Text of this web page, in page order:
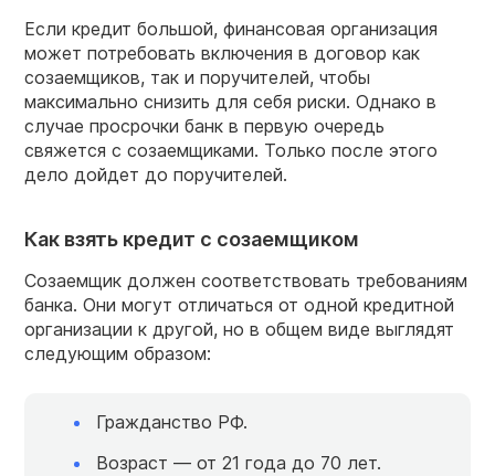
Если кредит большой, финансовая организация
может потребовать включения в договор как
созаемщиков, так и поручителей, чтобы
максимально снизить для себя риски. Однако в
случае просрочки банк в первую очередь
свяжется с созаемщиками. Только после этого
дело дойдет до поручителей.
Как взять кредит с созаемщиком
Созаемщик должен соответствовать требованиям
банка. Они могут отличаться от одной кредитной
организации к другой, но в общем виде выглядят
следующим образом:
Гражданство РФ.
Возраст — от 21 года до 70 лет.